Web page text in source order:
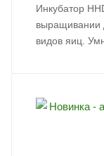
Инкубатор
выращивании
видов яиц.